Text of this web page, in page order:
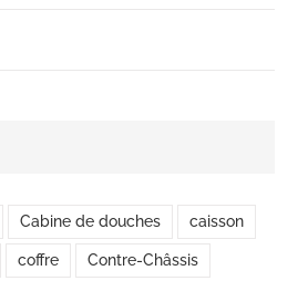
Cabine de douches caisson
coffre Contre-Châssis